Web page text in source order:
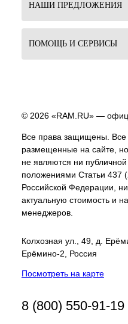
НАШИ ПРЕДЛОЖЕНИЯ
ПОМОЩЬ И СЕРВИСЫ
© 2026 «RAM.RU» —
Все права защищены. Все
размещенные на сайте,
не являются ни
положениями Статьи 437
Российской Федерации,
актуальную стоимость и
менеджеров.
Колхозная ул., 49, д.
Ерёмино-2, Россия
Посмотреть на карте
8 (800) 550-91-19